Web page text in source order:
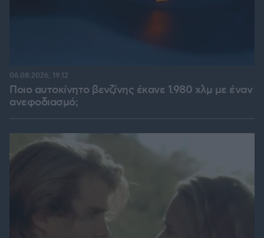
Ποιο αυτοκίνητο βενζίνης έκανε 1.980 χλμ με έναν
ανεφοδιασμό;
06.08.2026, 19:12